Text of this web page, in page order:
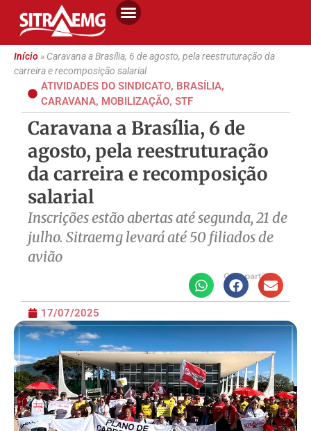
Início» Caravana a Brasília, 6 de agosto, pela reestruturação da
carreira e recomposição salarial
ATIVIDADES DO SINDICATO, BRASÍLIA,
CARAVANA, MOBILIZAÇÃO, STF
Caravana a Brasília, 6 de
agosto, pela reestruturação
da carreira e recomposição
salarial
Inscrições estão abertas até segunda, 21 de
julho. Sitraemg levará até 50 filiados de
avião
Compartilhe
17/07/2025